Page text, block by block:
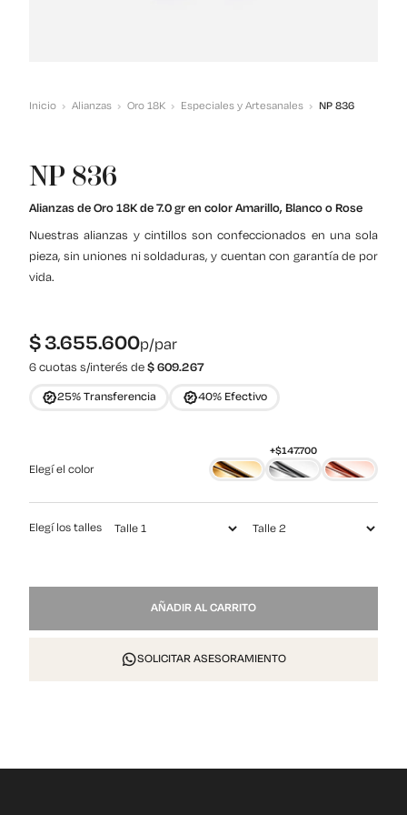
Inicio Alianzas Oro 18K Especiales y Artesanales NP 836
NP 836
Alianzas de Oro 18K de 7.0 gr en color Amarillo, Blanco o Rose
Nuestras alianzas y cintillos son confeccionados en una sola
pieza, sin uniones ni soldaduras, y cuentan con garantía de por
vida.
$3.655.600p/par
6 cuotas s/interés de$609.267
25% Transferencia 40% Efectivo
Elegí el color
Elegí los talles
NP
cantidad
AÑADIR AL CARRITO
SOLICITAR ASESORAMIENTO